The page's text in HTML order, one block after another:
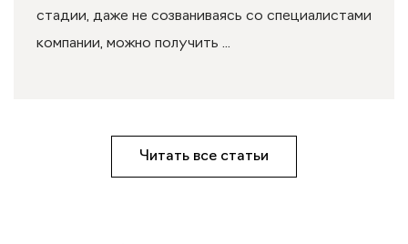
стадии, даже не созваниваясь со специалистами
компании, можно получить ...
Читать все статьи